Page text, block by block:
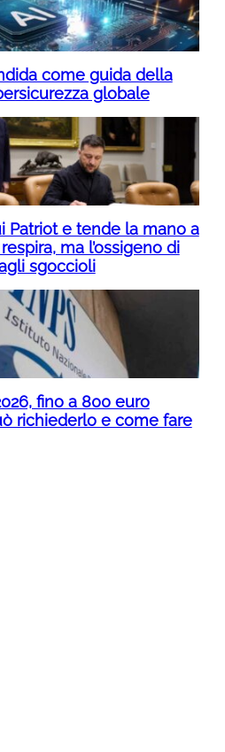
come guida della
globale
Patriot e tende la mano a
ma l’ossigeno di
sgoccioli
fino a 800 euro
richiederlo e come fare